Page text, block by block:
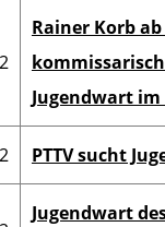
Rainer Korb
Jugendwart im
PTTV sucht
Jugendwart